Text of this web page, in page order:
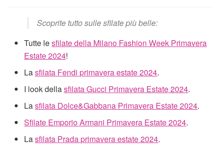
Scoprite tutto sulle sfilate più belle:
Tutte lesfilate della Milano Fashion Week Primavera
Estate 2024!
Lasfilata Fendi primavera estate 2024.
I look dellasfilata Gucci Primavera Estate 2024.
Lasfilata Dolce&Gabbana Primavera Estate 2024.
Sfilate Emporio Armani Primavera Estate 2024.
Lasfilata Prada primavera estate 2024.